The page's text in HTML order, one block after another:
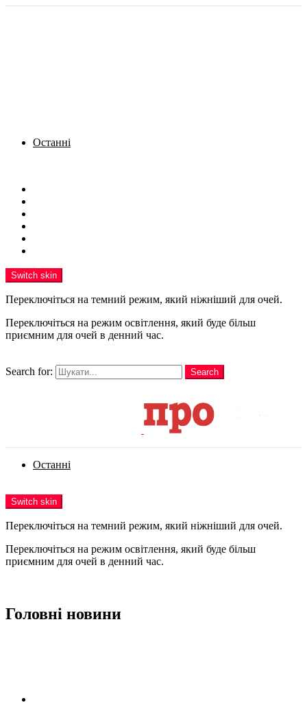
Останні
Switch skin
Переключіться на темний режим, який ніжніший для очей.
Переключіться на режим освітлення, який буде більш
приємним для очей в денний час.
Search for:
Search
Останні
Switch skin
Переключіться на темний режим, який ніжніший для очей.
Переключіться на режим освітлення, який буде більш
приємним для очей в денний час.
Головні новини